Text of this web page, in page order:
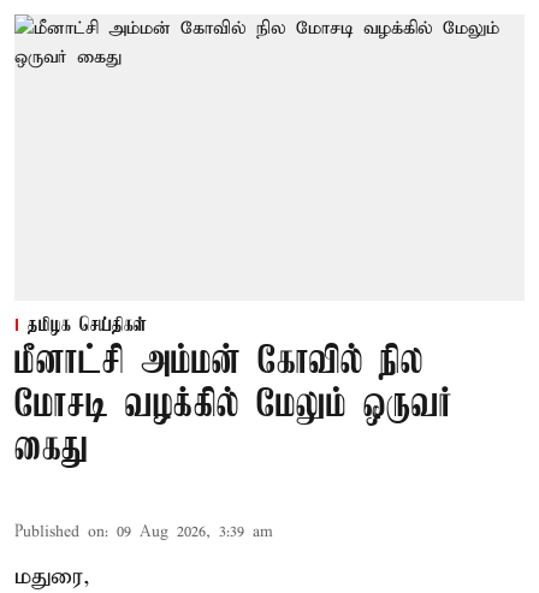
தமிழக செய்திகள்
மீனாட்சி அம்மன் கோவில் நில
மோசடி வழக்கில் மேலும் ஒருவர்
கைது
Published on: 09 Aug 2026, 3:39 am
மதுரை,